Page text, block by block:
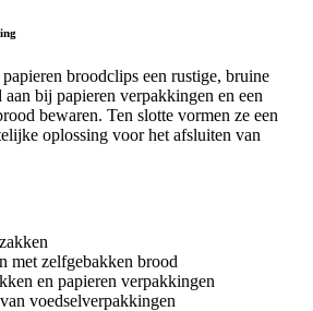
broodclips een rustige, bruine
bij papieren verpakkingen en een
bewaren. Ten slotte vormen ze een
oplossing voor het afsluiten van
met zelfgebakken brood
en papieren verpakkingen
voedselverpakkingen